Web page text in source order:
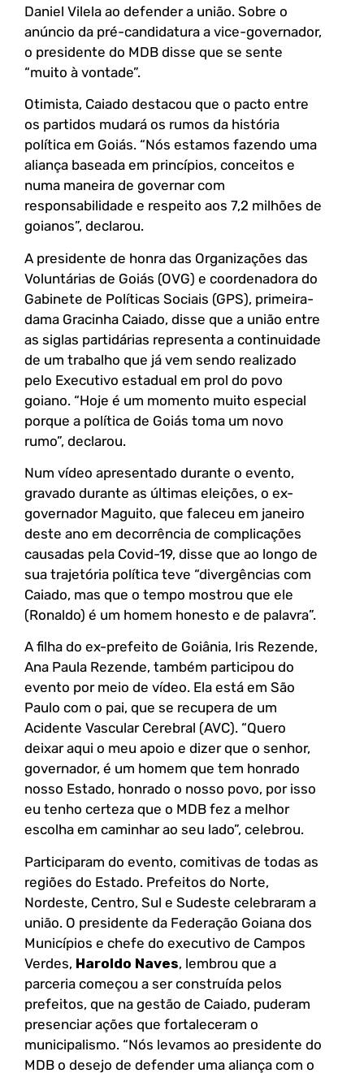
Daniel Vilela ao defender a união. Sobre o
anúncio da pré-candidatura a vice-governador,
o presidente do MDB disse que se sente
“muito à vontade”.
Otimista, Caiado destacou que o pacto entre
os partidos mudará os rumos da história
política em Goiás. “Nós estamos fazendo uma
aliança baseada em princípios, conceitos e
numa maneira de governar com
responsabilidade e respeito aos 7,2 milhões de
goianos”, declarou.
A presidente de honra das Organizações das
Voluntárias de Goiás (OVG) e coordenadora do
Gabinete de Políticas Sociais (GPS), primeira-
dama Gracinha Caiado, disse que a união entre
as siglas partidárias representa a continuidade
de um trabalho que já vem sendo realizado
pelo Executivo estadual em prol do povo
goiano. “Hoje é um momento muito especial
porque a política de Goiás toma um novo
rumo”, declarou.
Num vídeo apresentado durante o evento,
gravado durante as últimas eleições, o ex-
governador Maguito, que faleceu em janeiro
deste ano em decorrência de complicações
causadas pela Covid-19, disse que ao longo de
sua trajetória política teve “divergências com
Caiado, mas que o tempo mostrou que ele
(Ronaldo) é um homem honesto e de palavra”.
A filha do ex-prefeito de Goiânia, Iris Rezende,
Ana Paula Rezende, também participou do
evento por meio de vídeo. Ela está em São
Paulo com o pai, que se recupera de um
Acidente Vascular Cerebral (AVC). “Quero
deixar aqui o meu apoio e dizer que o senhor,
governador, é um homem que tem honrado
nosso Estado, honrado o nosso povo, por isso
eu tenho certeza que o MDB fez a melhor
escolha em caminhar ao seu lado”, celebrou.
Participaram do evento, comitivas de todas as
regiões do Estado. Prefeitos do Norte,
Nordeste, Centro, Sul e Sudeste celebraram a
união. O presidente da Federação Goiana dos
Municípios e chefe do executivo de Campos
Verdes, Haroldo Naves, lembrou que a
parceria começou a ser construída pelos
prefeitos, que na gestão de Caiado, puderam
presenciar ações que fortaleceram o
municipalismo. “Nós levamos ao presidente do
MDB o desejo de defender uma aliança com o